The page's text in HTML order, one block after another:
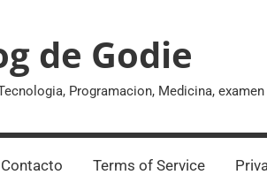
de Godie
Programacion, Medicina,
Contacto Terms of Service